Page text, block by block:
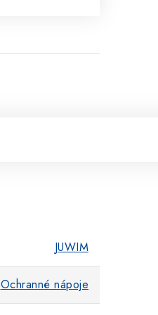
JUWIM
Ochranné nápoje